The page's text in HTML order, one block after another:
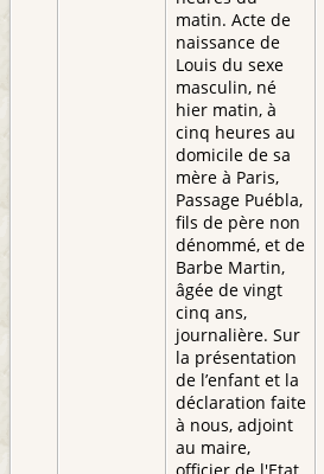
matin. Acte de
naissance de
Louis du sexe
masculin, né
hier matin, à
cinq heures au
domicile de sa
mère à Paris,
Passage Puébla,
fils de père non
dénommé, et de
Barbe Martin,
âgée de vingt
cinq ans,
journalière. Sur
la présentation
de l’enfant et la
déclaration faite
à nous, adjoint
au maire,